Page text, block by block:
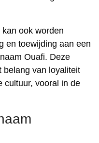
ook worden
en toewijding aan een
Ouafi. Deze
belang van loyaliteit
cultuur, vooral in de